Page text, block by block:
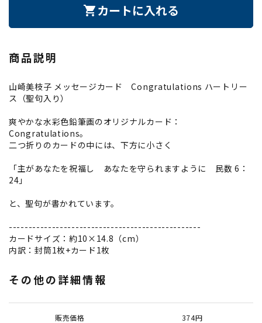
shopping_cart カートに入れる
商品説明
山崎美枝子 メッセージカード Congratulations ハートリー
ス（聖句入り）
爽やかな水彩色鉛筆画のオリジナルカード：
Congratulations。
二つ折りのカードの中には、下方に小さく
「主があなたを祝福し あなたを守られますように 民数 6：
24」
と、聖句が書かれています。
-------------------------------------------------
カードサイズ：約10×14.8（cm）
内訳：封筒1枚+カード1枚
その他の詳細情報
販売価格 374円